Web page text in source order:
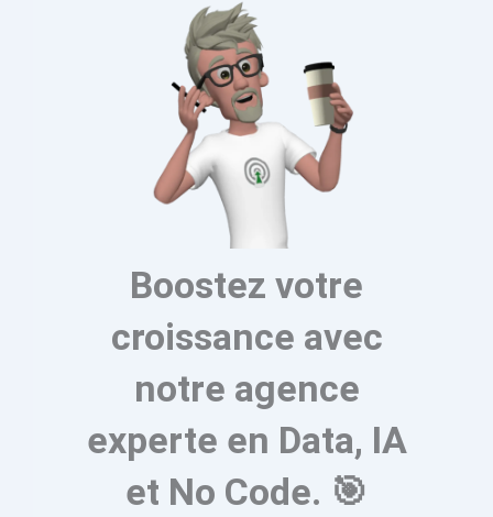
Boostez votre
croissance avec
notre agence
experte en Data, IA
et No Code. 🎯